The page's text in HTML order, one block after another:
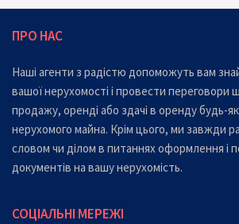
ПРО НАС
Наші агенти з радістю допоможуть вам
вашої нерухомості і провести переговори
продажу, оренді або здачі в оренду будь-
нерухомого майна. Крім цього, ми завжди
словом чи ділом в питаннях оформлення і
документів на вашу нерухомість.
СОЦІАЛЬНІ МЕРЕЖІ